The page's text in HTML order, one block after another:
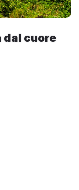
dal cuore